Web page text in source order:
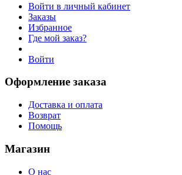
Войти в личный кабинет
Заказы
Избранное
Где мой заказ?
Войти
Оформление заказа
Доставка и оплата
Возврат
Помощь
Магазин
О нас